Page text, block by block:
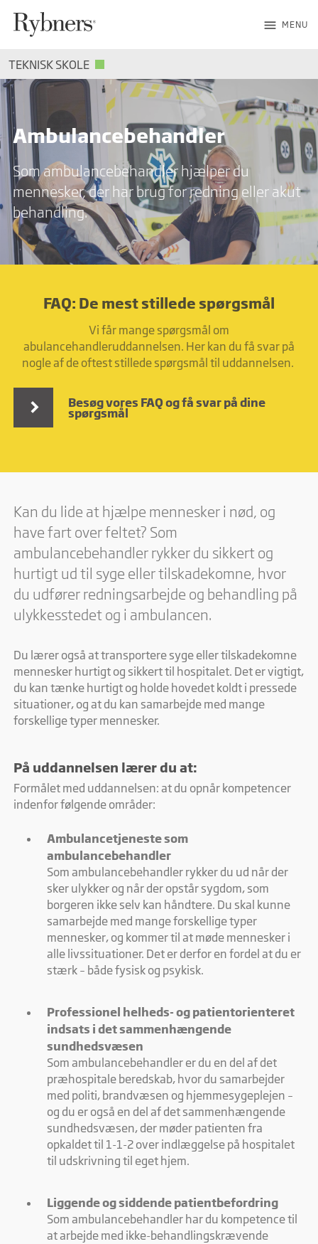
menu MENU
TEKNISK SKOLE
Ambulancebehandler
Som ambulancebehandler hjælper du
mennesker, der har brug for redning eller akut
behandling.
FAQ: De mest stillede spørgsmål
Vi får mange spørgsmål om
abulancehandleruddannelsen. Her kan du få svar på
nogle af de oftest stillede spørgsmål til uddannelsen.
Besøg vores FAQ og få svar på dine
spørgsmål
Kan du lide at hjælpe mennesker i nød, og
have fart over feltet? Som
ambulancebehandler rykker du sikkert og
hurtigt ud til syge eller tilskadekomne, hvor
du udfører redningsarbejde og behandling på
ulykkesstedet og i ambulancen.
Du lærer også at transportere syge eller tilskadekomne
mennesker hurtigt og sikkert til hospitalet. Det er vigtigt,
du kan tænke hurtigt og holde hovedet koldt i pressede
situationer, og at du kan samarbejde med mange
forskellige typer mennesker.
På uddannelsen lærer du at: ​
Formålet med uddannelsen: at du opnår kompetencer
indenfor følgende områder:
Ambulancetjeneste som
ambulancebehandler
Som ambulancebehandler rykker du ud når der
sker ulykker og når der opstår sygdom, som
borgeren ikke selv kan håndtere. Du skal kunne
samarbejde med mange forskellige typer
mennesker, og kommer til at møde mennesker i
alle livssituationer. Det er derfor en fordel at du er
stærk – både fysisk og psykisk.
Professionel helheds- og patientorienteret
indsats i det sammenhængende
sundhedsvæsen
Som ambulancebehandler er du en del af det
præhospitale beredskab, hvor du samarbejder
med politi, brandvæsen og hjemmesygeplejen –
og du er også en del af det sammenhængende
sundhedsvæsen, der møder patienten fra
opkaldet til 1-1-2 over indlæggelse på hospitalet
til udskrivning til eget hjem.
Liggende og siddende patientbefordring
Som ambulancebehandler har du kompetence til
at arbejde med ikke-behandlingskrævende